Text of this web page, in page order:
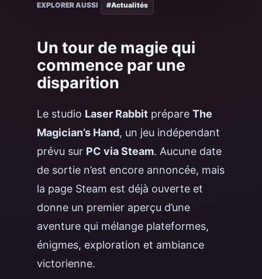
EXPLORER AUSSI #Actualités
Un tour de magie qui
commence par une
disparition
Le studio Laser Rabbitprépare The
Magician’s Hand, un jeu indépendant
prévu sur PC via Steam. Aucune date
de sortie n’est encore annoncée, mais
la page Steam est déjà ouverte et
donne un premier aperçu d’une
aventure qui mélange plateformes,
énigmes, exploration et ambiance
victorienne.